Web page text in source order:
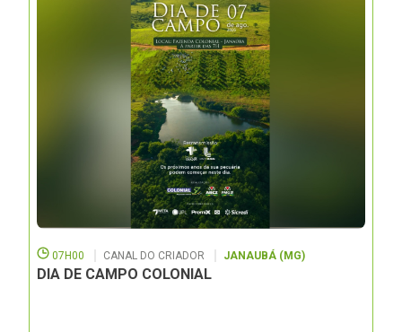
07H00 CANAL DO CRIADOR JANAUBÁ (MG)
DIA DE CAMPO COLONIAL